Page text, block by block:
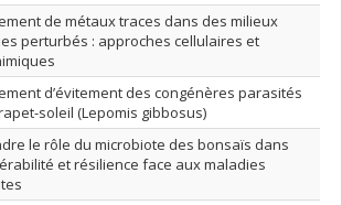
de métaux traces dans des milieux
perturbés : approches cellulaires et
d’évitement des congénères parasités
soleil (Lepomis gibbosus)
le rôle du microbiote des bonsaïs dans
et résilience face aux maladies